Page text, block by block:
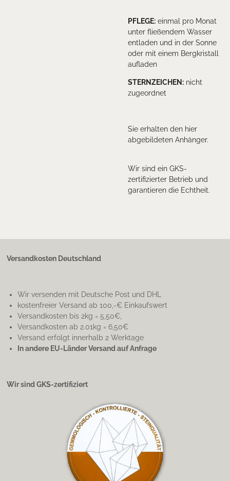
PFLEGE: einmal pro Monat
unter fließendem Wasser
entladen und in der Sonne
oder mit einem Bergkristall
aufladen
STERNZEICHEN : nicht
zugeordnet
Sie erhalten den hier
abgebildeten Anhänger.
Wir sind ein GKS-
zertifizierter Betrieb und
garantieren die Echtheit.
Versandkosten Deutschland
Wir versenden mit Deutsche Post und DHL
kostenfreier Versand ab 100,-€ Einkaufswert
Versandkosten bis 2kg = 5,50€,
Versandkosten ab 2.01kg = 6,50€
Versand erfolgt innerhalb 2 Werktage
In andere EU-Länder Versand auf Anfrage
Wir sind GKS-zertifiziert